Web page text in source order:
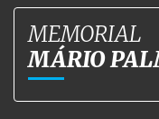
MEMORIAL
MÁRIO